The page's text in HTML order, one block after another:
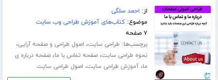
از: احمد سلگی
موضوع:کتاب‌های آموزش طراحی وب سایت
۷ صفحه
برچسب‌ها: طراحی سایت، اصول طراحی و صفحه آرایی،
نحوه طراحی سایت،صفحه تماس با ما،صفحه درباره ی
ما،آموزش طراحی سایت، اصول طراحی سایت